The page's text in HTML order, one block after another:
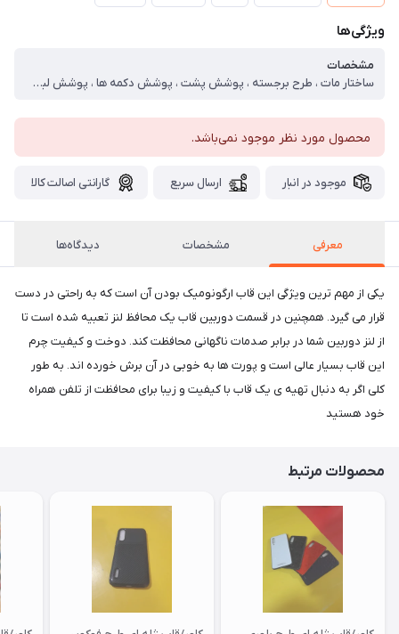
ویژگی‌ها
مشخصات
ساختار مات ، طرح برجسته ، پوشش پشت ، پوشش دکمه ها ، پوشش لبه ها ، محافظ لنز دوربین
محصول مورد نظر موجود نمی‌باشد.
موجود در انبار ارسال سریع گارانتی اصالت کالا
معرفی مشخصات دیدگاه‌ها
یکی از مهم ترین ویژگی این قاب ارگونومیک بودن آن است که به راحتی در دست
قرار می گیرد. همچنین در قسمت دوربین قاب یک محافظ لنز تعبیه شده است تا
از لنز دوربین شما در برابر صدمات ناگهانی محافظت کند. دوخت و کیفیت چرم
این قاب بسیار عالی است و پورت ها به خوبی در آن برش خورده اند. به طور
کلی اگر به دنبال تهیه ی یک قاب با کیفیت و زیبا برای محافظت از تلفن همراه
خود هستید
محصولات مرتبط